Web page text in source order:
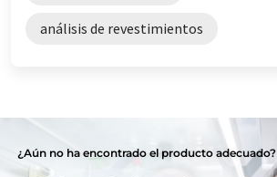
análisis de revestimientos
¿Aún no ha encontrado el producto adecuado?